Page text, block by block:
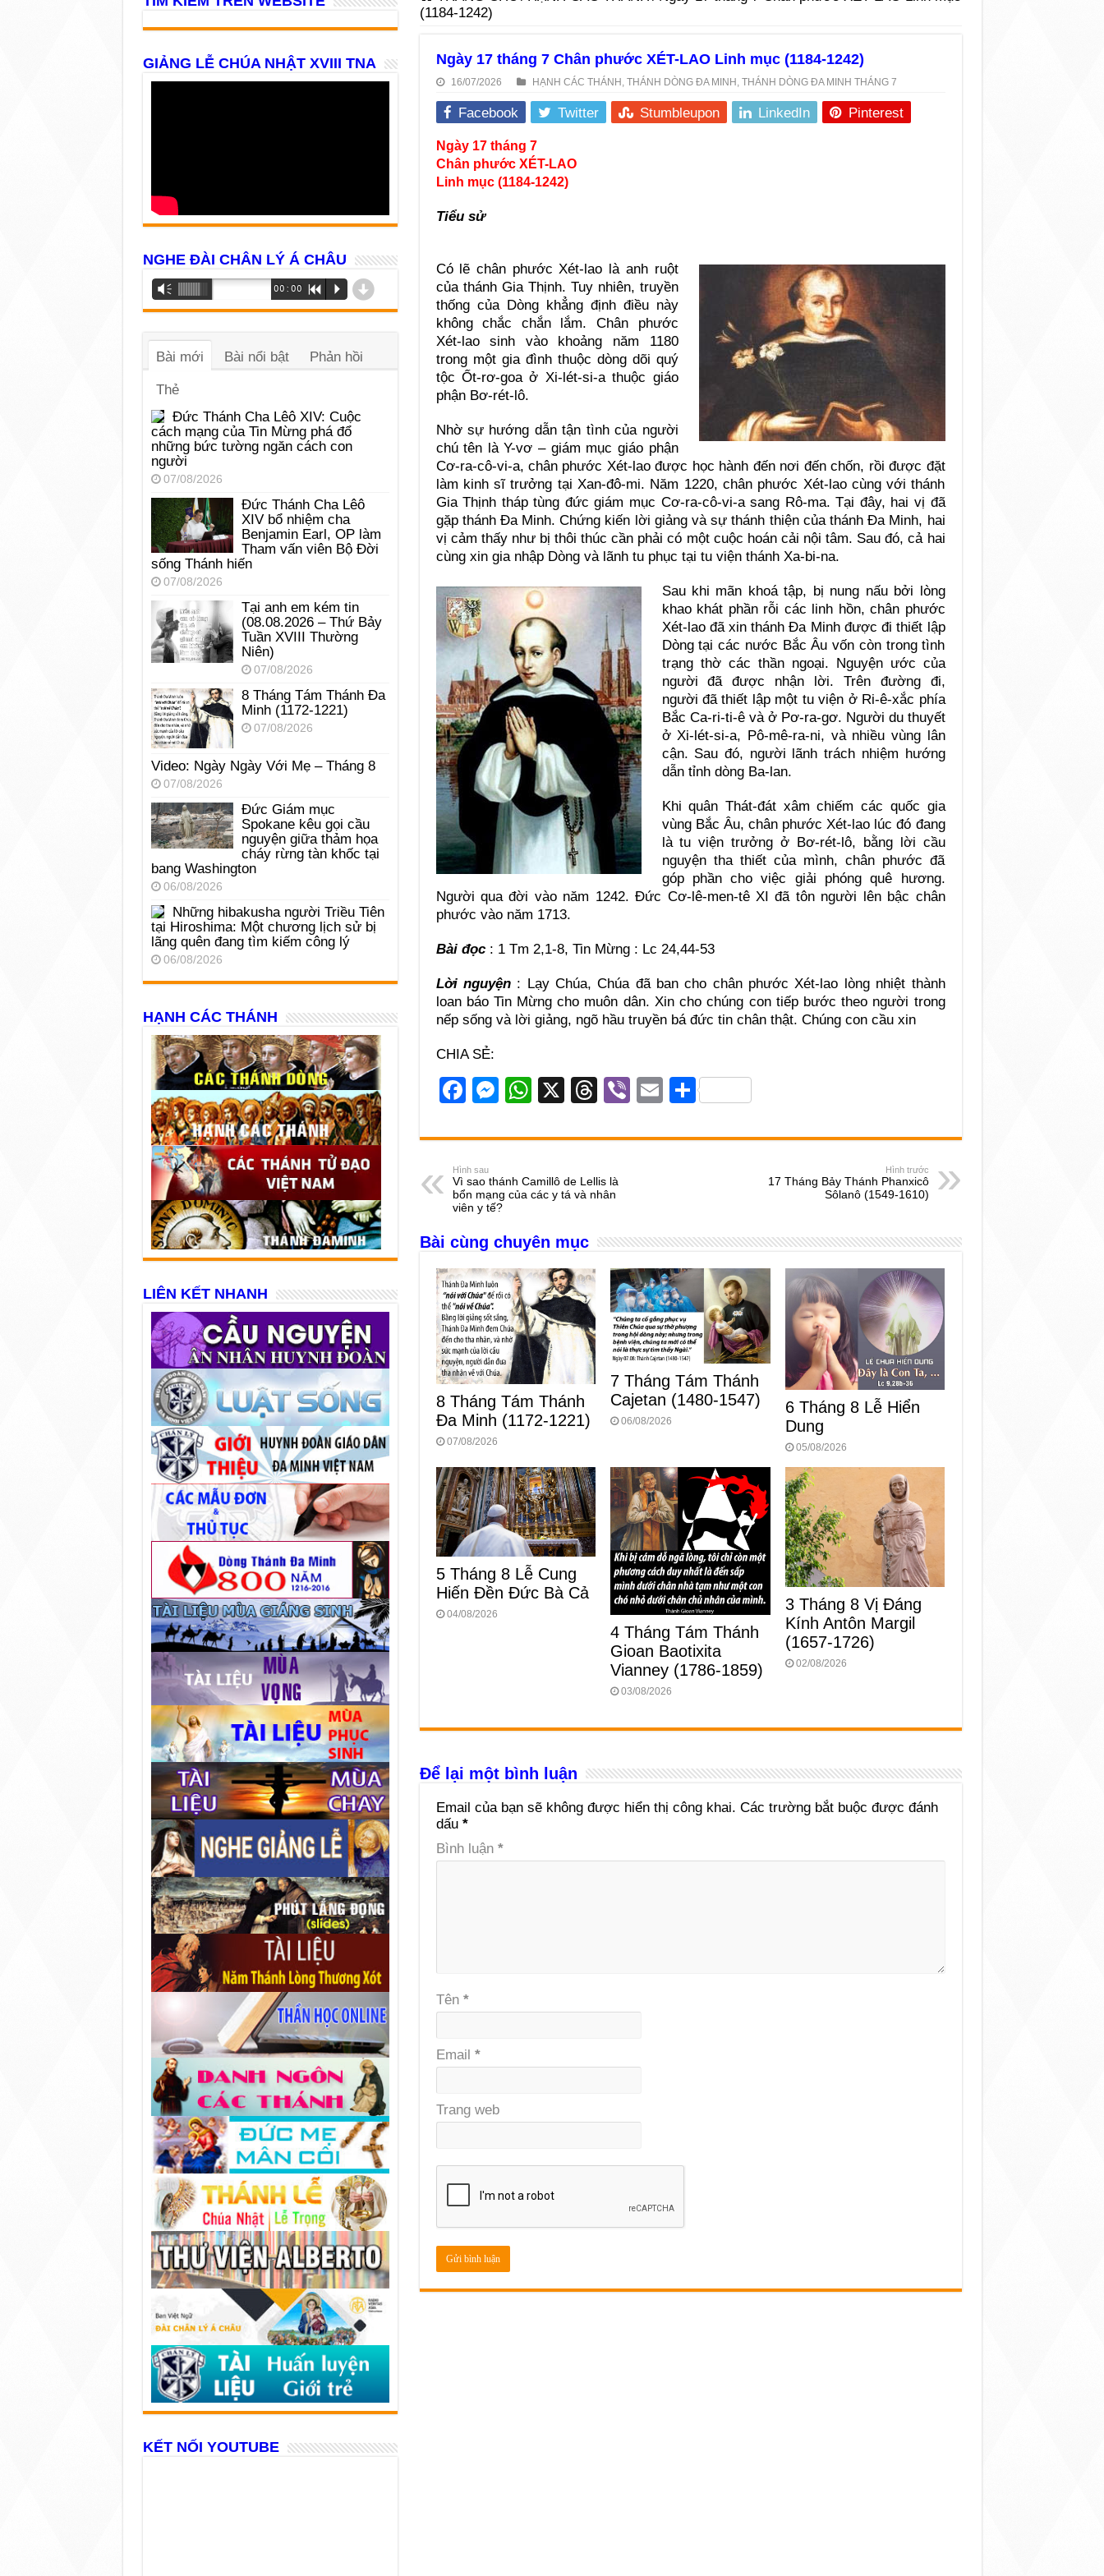
(1184-1242)
Ngày 17 tháng 7 Chân phước XÉT-LAO Linh mục (1184-1242)
16/07/2026 HẠNH CÁC THÁNH , THÁNH DÒNG ĐA MINH , THÁNH DÒNG ĐA MINH THÁNG 7
Facebook Twitter Stumbleupon LinkedIn Pinterest
Ngày 17 tháng 7
Chân phước XÉT-LAO
Linh mục (1184-1242)
Tiểu sử
Có lẽ chân phước Xét-lao là anh ruột
của thánh Gia Thịnh. Tuy nhiên, truyền
thống của Dòng khẳng định điều này
không chắc chắn lắm. Chân phước
Xét-lao sinh vào khoảng năm 1180
trong một gia đình thuộc dòng dõi quý
tộc Ốt-rơ-goa ở Xi-lét-si-a thuộc giáo
phận Bơ-rét-lô.
Nhờ sự hướng dẫn tận tình của người
chú tên là Y-vơ – giám mục giáo phận
Cơ-ra-cô-vi-a, chân phước Xét-lao được học hành đến nơi đến chốn, rồi được đặt
làm kinh sĩ trưởng tại Xan-đô-mi. Năm 1220, chân phước Xét-lao cùng với thánh
Gia Thịnh tháp tùng đức giám mục Cơ-ra-cô-vi-a sang Rô-ma. Tại đây, hai vị đã
gặp thánh Ða Minh. Chứng kiến lời giảng và sự thánh thiện của thánh Ða Minh, hai
vị cảm thấy như bị thôi thúc cần phải có một cuộc hoán cải nội tâm. Sau đó, cả hai
cùng xin gia nhập Dòng và lãnh tu phục tại tu viện thánh Xa-bi-na.
Sau khi mãn khoá tập, bị nung nấu bởi lòng
khao khát phần rỗi các linh hồn, chân phước
Xét-lao đã xin thánh Ða Minh được đi thiết lập
Dòng tại các nước Bắc Âu vốn còn trong tình
trạng thờ các thần ngoại. Nguyện ước của
người đã được nhận lời. Trên đường đi,
người đã thiết lập một tu viện ở Ri-ê-xắc phía
Bắc Ca-ri-ti-ê và ở Pơ-ra-gơ. Người du thuyết
ở Xi-lét-si-a, Pô-mê-ra-ni, và nhiều vùng lân
cận. Sau đó, người lãnh trách nhiệm hướng
dẫn tỉnh dòng Ba-lan.
Khi quân Thát-đát xâm chiếm các quốc gia
vùng Bắc Âu, chân phước Xét-lao lúc đó đang
là tu viện trưởng ở Bơ-rét-lô, bằng lời cầu
nguyện tha thiết của mình, chân phước đã
góp phần cho việc giải phóng quê hương.
Người qua đời vào năm 1242. Ðức Cơ-lê-men-tê XI đã tôn người lên bậc chân
phước vào năm 1713.
Bài đọc : 1 Tm 2,1-8, Tin Mừng : Lc 24,44-53
Lời nguyện: Lạy Chúa, Chúa đã ban cho chân phước Xét-lao lòng nhiệt thành
loan báo Tin Mừng cho muôn dân. Xin cho chúng con tiếp bước theo người trong
nếp sống và lời giảng, ngõ hầu truyền bá đức tin chân thật. Chúng con cầu xin
CHIA SẺ:
F
c
e
b
o
o
k
M
ss
n
g
er
W
at
A
p
X
T
e
d
Vi
er
E
ail
S
ar
Hình sau
Vì sao thánh Camillô de Lellis là
bổn mạng của các y tá và nhân
viên y tế?
Hình trước
17 Tháng Bảy Thánh Phanxicô
Sôlanô (1549-1610)
Bài cùng chuyên mục
8 Tháng Tám Thánh
Ða Minh (1172-1221)
07/08/2026
7 Tháng Tám Thánh
Cajetan (1480-1547)
06/08/2026
6 Tháng 8 Lễ Hiển
Dung
05/08/2026
5 Tháng 8 Lễ Cung
Hiến Ðền Ðức Bà Cả
04/08/2026
4 Tháng Tám Thánh
Gioan Baotixita
Vianney (1786-1859)
03/08/2026
3 Tháng 8 Vị Ðáng
Kính Antôn Margil
(1657-1726)
02/08/2026
Để lại một bình luận
Email của bạn sẽ không được hiển thị công khai. Các trường bắt buộc được đánh
dấu *
Bình luận *
Tên *
Email *
Trang web
GIẢNG LỄ CHÚA NHẬT XVIII TNA
NGHE ĐÀI CHÂN LÝ Á CHÂU
Trình
phát
âm
Vm 00:00 R P d
Bài mới Bài nổi bật Phản hồi
Thẻ
Đức Thánh Cha Lêô XIV: Cuộc
cách mạng của Tin Mừng phá đổ
những bức tường ngăn cách con
người
07/08/2026
Đức Thánh Cha Lêô
XIV bổ nhiệm cha
Benjamin Earl, OP làm
Tham vấn viên Bộ Đời
sống Thánh hiến
07/08/2026
Tại anh em kém tin
(08.08.2026 – Thứ Bảy
Tuần XVIII Thường
Niên)
07/08/2026
8 Tháng Tám Thánh Ða
Minh (1172-1221)
07/08/2026
Video: Ngày Ngày Với Mẹ – Tháng 8
07/08/2026
Đức Giám mục
Spokane kêu gọi cầu
nguyện giữa thảm họa
cháy rừng tàn khốc tại
bang Washington
06/08/2026
Những hibakusha người Triều Tiên
tại Hiroshima: Một chương lịch sử bị
lãng quên đang tìm kiếm công lý
06/08/2026
HẠNH CÁC THÁNH
LIÊN KẾT NHANH
KẾT NỐI YOUTUBE